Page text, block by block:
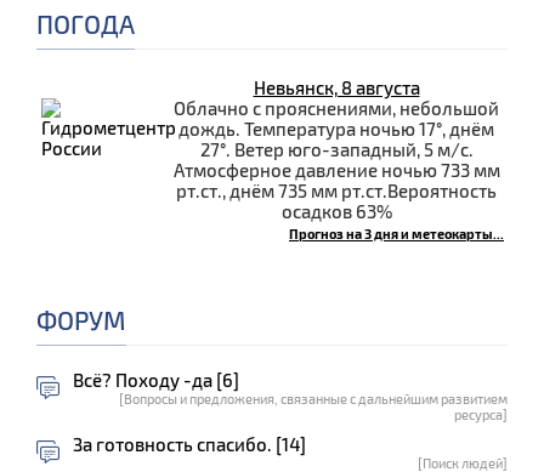
ПОГОДА
Невьянск, 8 августа
Облачно с прояснениями, небольшой
дождь. Температура ночью 17°, днём
27°. Ветер юго-западный, 5 м/с.
Атмосферное давление ночью 733 мм
рт.ст., днём 735 мм рт.ст.Вероятность
осадков 63%
Прогноз на 3 дня и метеокарты...
ФОРУМ
Всё? Походу -да [6]
[Вопросы и предложения, связанные с дальнейшим развитием
ресурса]
За готовность спасибо. [14]
[Поиск людей]